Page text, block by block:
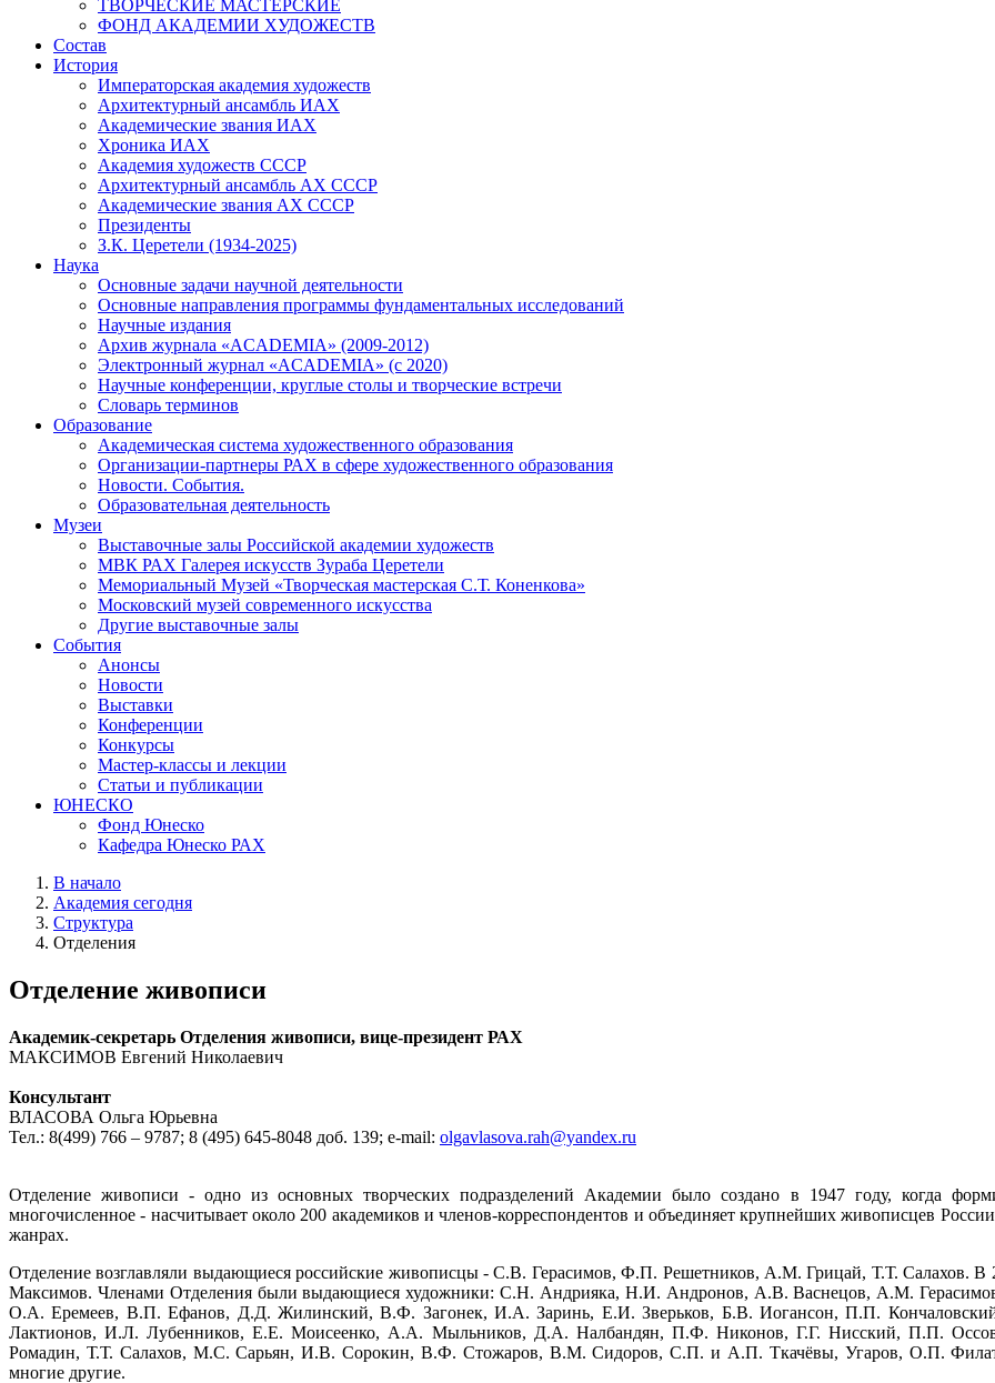
ТВОРЧЕСКИЕ МАСТЕРСКИЕ
ФОНД АКАДЕМИИ ХУДОЖЕСТВ
Состав
История
Императорская академия художеств
Архитектурный ансамбль ИАХ
Академические звания ИАХ
Хроника ИАХ
Академия художеств СССР
Архитектурный ансамбль АХ СССР
Академические звания АХ СССР
Президенты
З.К. Церетели (1934-2025)
Наука
Основные задачи научной деятельности
Основные направления программы фундаментальных исследований
Научные издания
Архив журнала «ACADEMIA» (2009-2012)
Электронный журнал «ACADEMIA» (с 2020)
Научные конференции, круглые столы и творческие встречи
Словарь терминов
Образование
Академическая система художественного образования
Организации-партнеры РАХ в сфере художественного образования
Новости. События.
Образовательная деятельность
Музеи
Выставочные залы Российской академии художеств
МВК РАХ Галерея искусств Зураба Церетели
Мемориальный Музей «Творческая мастерская С.Т. Коненкова»
Московский музей современного искусства
Другие выставочные залы
События
Анонсы
Новости
Выставки
Конференции
Конкурсы
Мастер-классы и лекции
Статьи и публикации
ЮНЕСКО
Фонд Юнеско
Кафедра Юнеско РАХ
В начало
Академия сегодня
Структура
Отделения
Отделение живописи
Академик-секретарь Отделения живописи, вице-президент РАХ
МАКСИМОВ Евгений Николаевич
Консультант
ВЛАСОВА Ольга Юрьевна
Тел.: 8(499) 766 – 9787; 8 (495) 645-8048 доб. 139; e-mail: olgavlasova.rah@yandex.ru
Отделение живописи - одно из основных творческих подразделений Академии было создано в 1947 году, когда
многочисленное - насчитывает около 200 академиков и членов-корреспондентов и объединяет крупнейших живописцев
жанрах.
Отделение возглавляли выдающиеся российские живописцы - С.В. Герасимов, Ф.П. Решетников, A.M. Грицай, Т.Т. Салахов.
Максимов. Членами Отделения были выдающиеся художники: С.Н. Андрияка, Н.И. Андронов, А.В. Васнецов, А.М.
О.А. Еремеев, В.П. Ефанов, Д.Д. Жилинский, В.Ф. Загонек, И.А. Заринь, Е.И. Зверьков, Б.В. Иогансон, П.П.
Лактионов, И.Л. Лубенников, Е.Е. Моисеенко, А.А. Мыльников, Д.А. Налбандян, П.Ф. Никонов, Г.Г. Нисский, П.П.
Ромадин, Т.Т. Салахов, М.С. Сарьян, И.В. Сорокин, В.Ф. Стожаров, В.М. Сидоров, С.П. и А.П. Ткачёвы, Угаров, О.П.
многие другие.